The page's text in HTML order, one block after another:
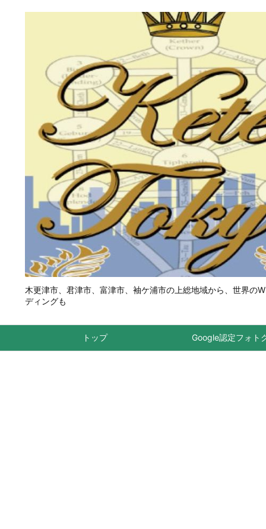
木更津市、君津市、富津市、袖ケ浦市の上総地域から、世界の
ディングも
トップ Google認定フォト